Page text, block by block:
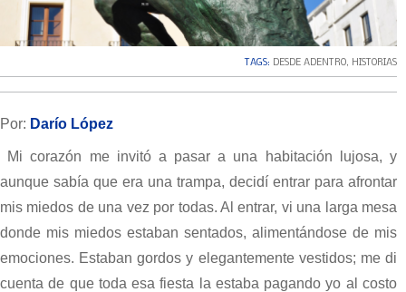
TAGS: DESDE ADENTRO, HISTORIAS
Por: Darío López
Mi corazón me invitó a pasar a una habitación lujosa, y
aunque sabía que era una trampa, decidí entrar para afrontar
mis miedos de una vez por todas. Al entrar, vi una larga mesa
donde mis miedos estaban sentados, alimentándose de mis
emociones. Estaban gordos y elegantemente vestidos; me di
cuenta de que toda esa fiesta la estaba pagando yo al costo